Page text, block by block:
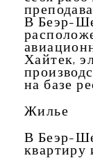
В Беэр-
Хайтек,
на базе
Жилье
В Беэр-
квартиру